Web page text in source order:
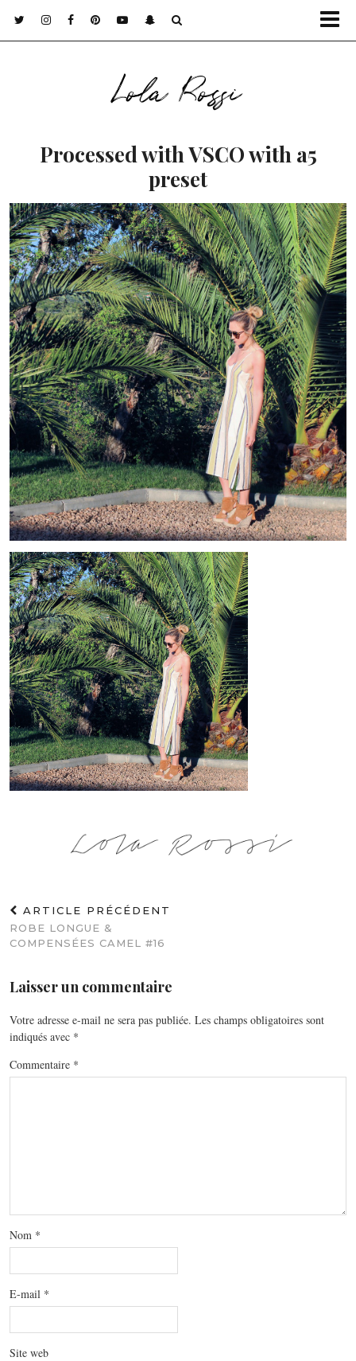
Lola Rossi
Processed with VSCO with a5
preset
ARTICLE PRÉCÉDENT
ROBE LONGUE &
COMPENSÉES CAMEL #16
Laisser un commentaire
Votre adresse e-mail ne sera pas publiée. Les champs obligatoires sont
indiqués avec *
Commentaire *
Nom *
E-mail *
Site web